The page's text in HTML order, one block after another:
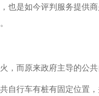
也是如今评判服务提供
，而原来政府主导的公
自行车有桩有固定位置